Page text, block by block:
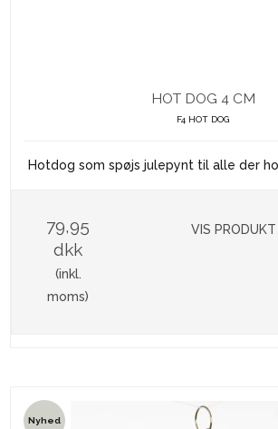
HOT DOG 4 CM
F4 HOT DOG
Hotdog som spøjs julepynt til alle der
79,95
dkk
(inkl.
moms)
VIS PRODUKT
Nyhed